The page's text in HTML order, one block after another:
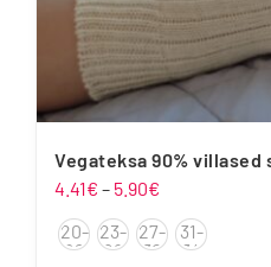
Vegateksa 90% villased
4.41€ – 5.90€
4.41€
kuni
20-
22
23-
26
27-
30
31-
34